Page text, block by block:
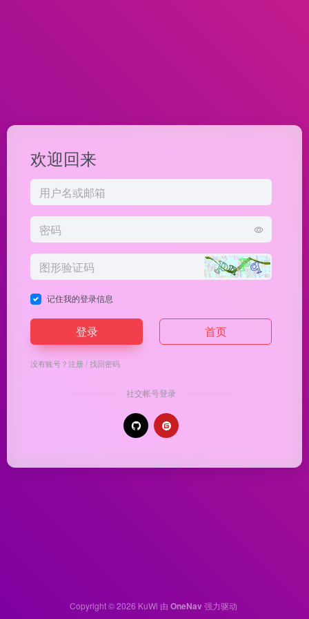
欢迎回来
记住我的登录信息
登录 首页
没有账号？注册/找回密码
社交帐号登录
Copyright © 2026 KuWi 由 OneNav强力驱动